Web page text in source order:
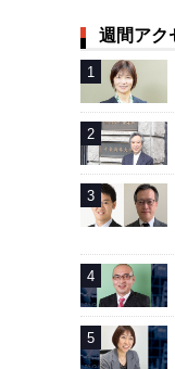
週間アク